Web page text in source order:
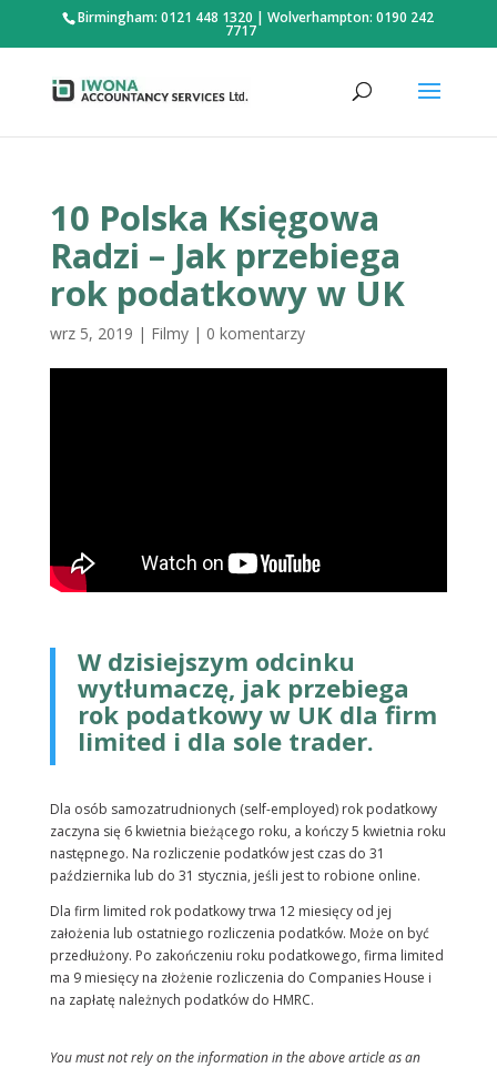
Birmingham: 0121 448 1320 |Wolverhampton: 0190 242
7717
10 Polska Księgowa
Radzi – Jak przebiega
rok podatkowy w UK
wrz 5, 2019 | Filmy| 0 komentarzy
W dzisiejszym odcinku
wytłumaczę, jak przebiega
rok podatkowy w UK dla firm
limited i dla sole trader.
Dla osób samozatrudnionych (self-employed) rok podatkowy
zaczyna się 6 kwietnia bieżącego roku, a kończy 5 kwietnia roku
następnego. Na rozliczenie podatków jest czas do 31
października lub do 31 stycznia, jeśli jest to robione online.
Dla firm limited rok podatkowy trwa 12 miesięcy od jej
założenia lub ostatniego rozliczenia podatków. Może on być
przedłużony. Po zakończeniu roku podatkowego, firma limited
ma 9 miesięcy na złożenie rozliczenia do Companies House i
na zapłatę należnych podatków do HMRC.
You must not rely on the information in the above article as an